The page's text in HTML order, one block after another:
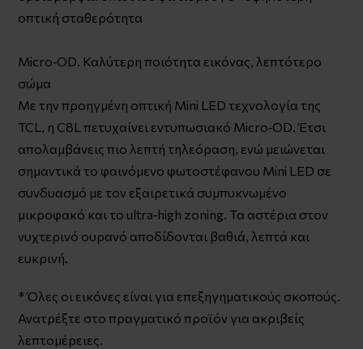
οπτική σταθερότητα
Micro‑OD. Καλύτερη ποιότητα εικόνας, λεπτότερο
σώμα
Με την προηγμένη οπτική Mini LED τεχνολογία της
TCL, η C8L πετυχαίνει εντυπωσιακό Micro‑OD. Έτσι
απολαμβάνεις πιο λεπτή τηλεόραση, ενώ μειώνεται
σημαντικά το φαινόμενο φωτοστέφανου Mini LED σε
συνδυασμό με τον εξαιρετικά συμπυκνωμένο
μικροφακό και το ultra‑high zoning. Τα αστέρια στον
νυχτερινό ουρανό αποδίδονται βαθιά, λεπτά και
ευκρινή.
* Όλες οι εικόνες είναι για επεξηγηματικούς σκοπούς.
Ανατρέξτε στο πραγματικό προϊόν για ακριβείς
λεπτομέρειες.